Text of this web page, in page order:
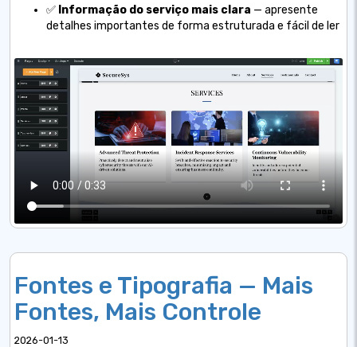
✅ Informação do serviço mais clara — apresente
detalhes importantes de forma estruturada e fácil de ler
Fontes e Tipografia — Mais
Fontes, Mais Controle
2026-01-13